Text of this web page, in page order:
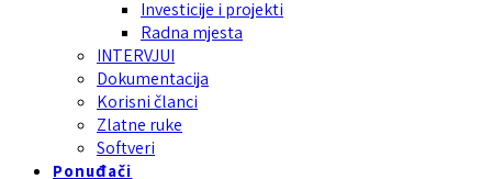
Investicije i projekti
Radna mjesta
INTERVJUI
Dokumentacija
Korisni članci
Zlatne ruke
Softveri
Ponuđači